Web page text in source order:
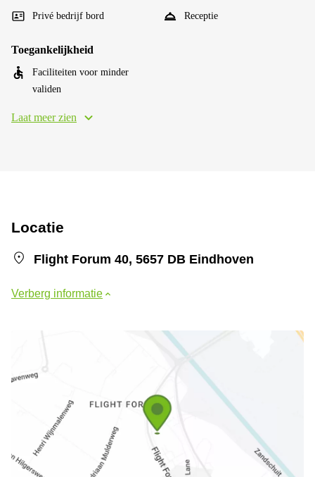
Privé bedrijf bord Receptie
Toegankelijkheid
Faciliteiten voor minder
validen
Laat meer zien
Locatie
Flight Forum 40, 5657 DB Eindhoven
Verberg informatie